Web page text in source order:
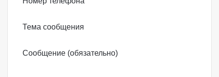
Тема сообщения
Сообщение (обязательно)